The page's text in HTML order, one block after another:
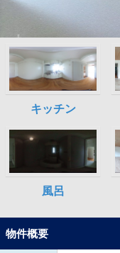
物件概要